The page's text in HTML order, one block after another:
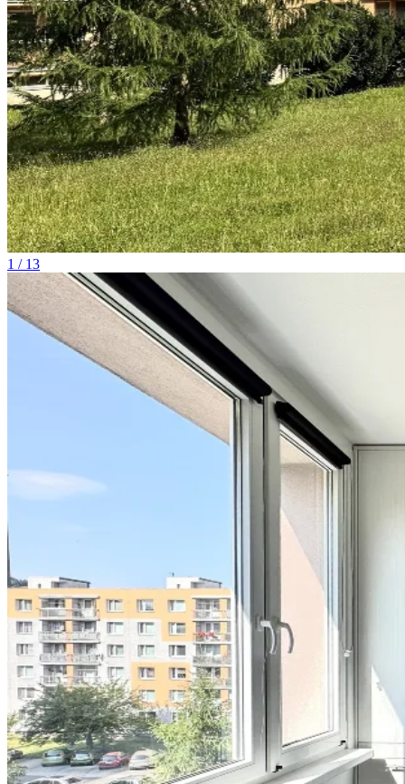
1 / 13